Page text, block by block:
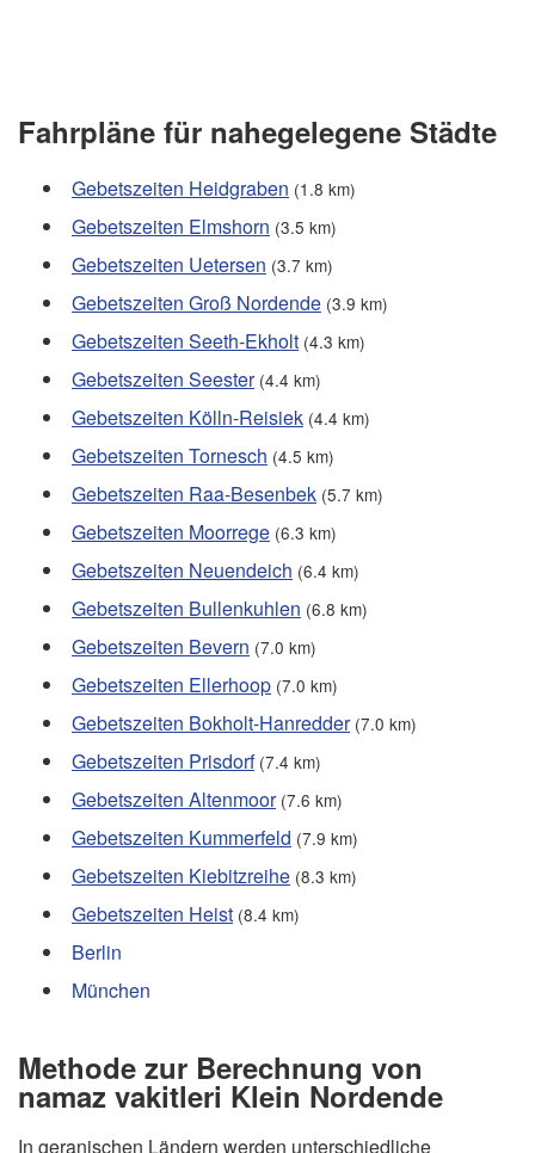
Fahrpläne für nahegelegene Städte
Gebetszeiten Heidgraben (1.8 km)
Gebetszeiten Elmshorn (3.5 km)
Gebetszeiten Uetersen (3.7 km)
Gebetszeiten Groß Nordende (3.9 km)
Gebetszeiten Seeth-Ekholt (4.3 km)
Gebetszeiten Seester (4.4 km)
Gebetszeiten Kölln-Reisiek (4.4 km)
Gebetszeiten Tornesch (4.5 km)
Gebetszeiten Raa-Besenbek (5.7 km)
Gebetszeiten Moorrege (6.3 km)
Gebetszeiten Neuendeich (6.4 km)
Gebetszeiten Bullenkuhlen (6.8 km)
Gebetszeiten Bevern (7.0 km)
Gebetszeiten Ellerhoop (7.0 km)
Gebetszeiten Bokholt-Hanredder (7.0 km)
Gebetszeiten Prisdorf (7.4 km)
Gebetszeiten Altenmoor (7.6 km)
Gebetszeiten Kummerfeld (7.9 km)
Gebetszeiten Kiebitzreihe (8.3 km)
Gebetszeiten Heist (8.4 km)
Berlin
München
Methode zur Berechnung von
namaz vakitleri Klein Nordende
In geranischen Ländern werden unterschiedliche